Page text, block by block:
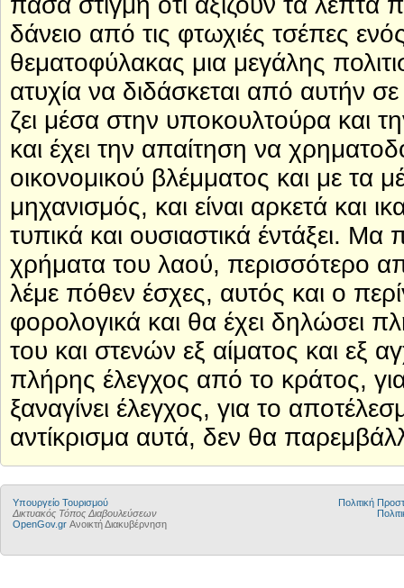
δάνειο από τις φτωχιές τσέπες
θεματοφύλακας μια μεγάλης
ατυχία να διδάσκεται από αυτήν
ζει μέσα στην υποκουλτούρα και
και έχει την απαίτηση να
οικονομικού βλέμματος και με τα
μηχανισμός, και είναι αρκετά και
τυπικά και ουσιαστικά έντάξει.
χρήματα του λαού, περισσότερο
λέμε πόθεν έσχες, αυτός και ο
φορολογικά και θα έχει δηλώσει
του και στενών εξ αίματος και εξ
πλήρης έλεγχος από το κράτος,
ξαναγίνει έλεγχος, για το
αντίκρισμα αυτά, δεν θα
Υπουργείο Τουρισμού
Δικτυακός Τόπος Διαβουλεύσεων
OpenGov.gr Ανοικτή Διακυβέρνηση
Πολιτική